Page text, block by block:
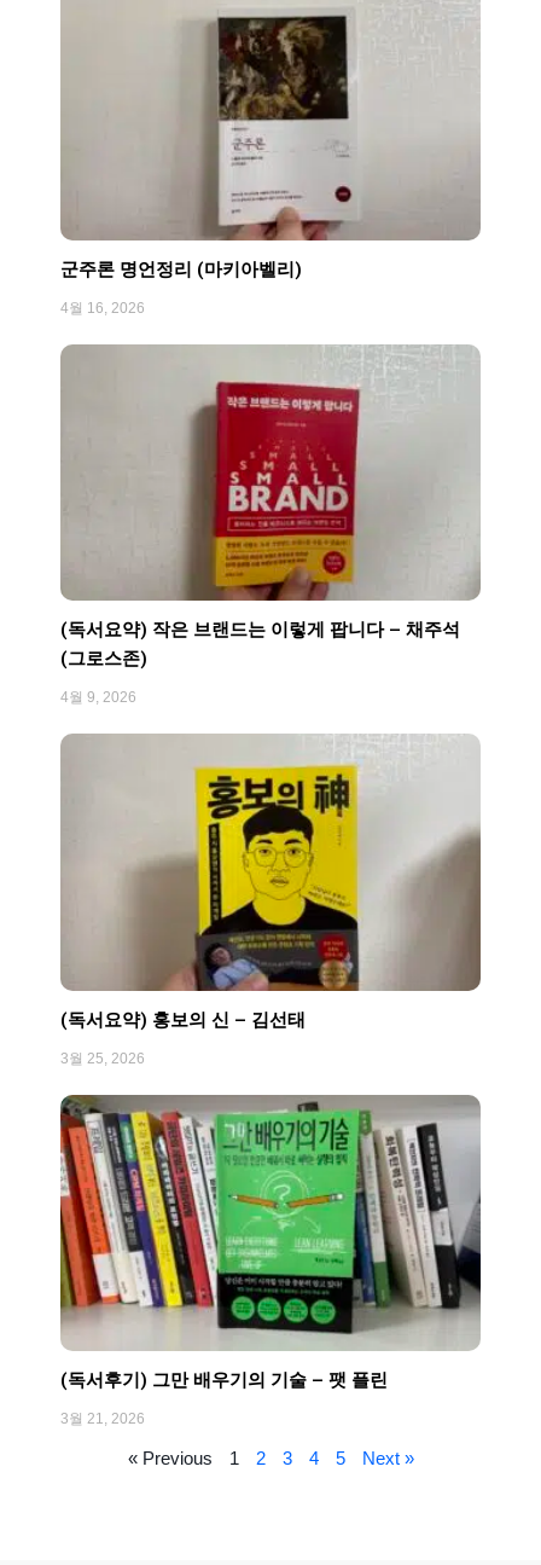
군주론 명언정리 (마키아벨리)
4월 16, 2026
(독서요약) 작은 브랜드는 이렇게 팝니다 – 채주석
(그로스존)
4월 9, 2026
(독서요약) 홍보의 신 – 김선태
3월 25, 2026
(독서후기) 그만 배우기의 기술 – 팻 플린
3월 21, 2026
« Previous 1 2 3 4 5 Next »